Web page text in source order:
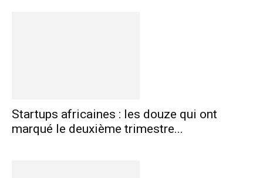
Startups africaines : les douze qui ont
marqué le deuxième trimestre...